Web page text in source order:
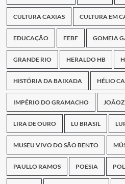
CULTURA CAXIAS CULTURA EM
EDUCAÇÃO FEBF GOMEIA
GRANDE RIO HERALDO HB
HISTÓRIA DA BAIXADA HÉLIO
IMPÉRIO DO GRAMACHO
LIRA DE OURO LU BRASIL
MUSEU VIVO DO SÃO BENTO
PAULLO RAMOS POESIA